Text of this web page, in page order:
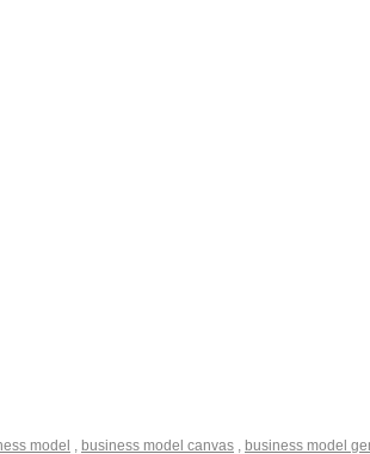
model , business model canvas , business model